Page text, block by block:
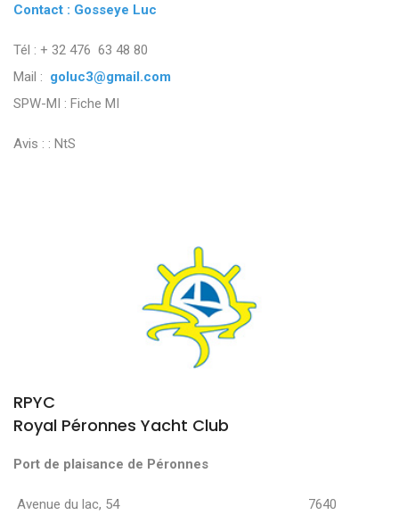
Contact : Gosseye Luc
Tél : + 32 476 63 48 80
Mail : goluc3@gmail.com
SPW-MI : Fiche MI
Avis : : NtS
RPYC
Royal Péronnes Yacht Club
Port de plaisance de Péronnes
Avenue du lac, 54 7640